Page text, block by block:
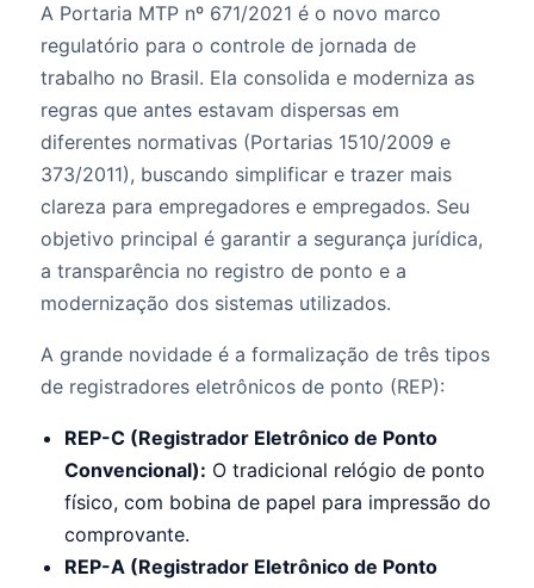
A Portaria MTP nº 671/2021 é o novo marco
regulatório para o controle de jornada de
trabalho no Brasil. Ela consolida e moderniza as
regras que antes estavam dispersas em
diferentes normativas (Portarias 1510/2009 e
373/2011), buscando simplificar e trazer mais
clareza para empregadores e empregados. Seu
objetivo principal é garantir a segurança jurídica,
a transparência no registro de ponto e a
modernização dos sistemas utilizados.
A grande novidade é a formalização de três tipos
de registradores eletrônicos de ponto (REP):
REP-C (Registrador Eletrônico de Ponto
Convencional): O tradicional relógio de ponto
físico, com bobina de papel para impressão do
comprovante.
REP-A (Registrador Eletrônico de Ponto